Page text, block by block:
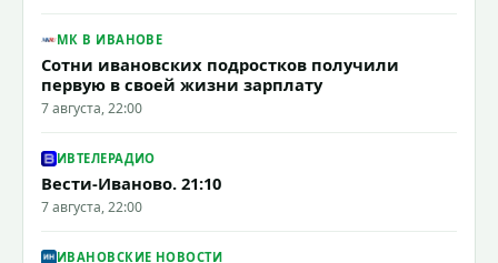
МК В ИВАНОВЕ
Сотни ивановских подростков получили
первую в своей жизни зарплату
7 августа, 22:00
ИВТЕЛЕРАДИО
Вести-Иваново. 21:10
7 августа, 22:00
ИВАНОВСКИЕ НОВОСТИ